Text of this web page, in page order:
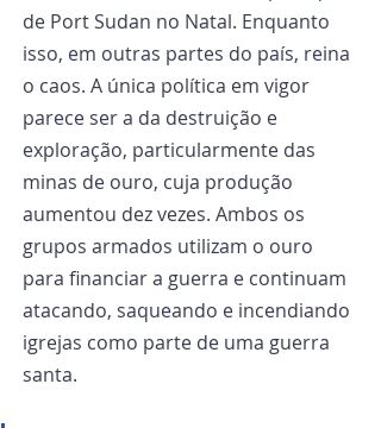
de Port Sudan no Natal. Enquanto
isso, em outras partes do país, reina
o caos. A única política em vigor
parece ser a da destruição e
exploração, particularmente das
minas de ouro, cuja produção
aumentou dez vezes. Ambos os
grupos armados utilizam o ouro
para financiar a guerra e continuam
atacando, saqueando e incendiando
igrejas como parte de uma guerra
santa.